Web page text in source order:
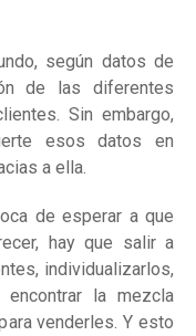
según datos de
de las diferentes
Sin embargo,
esos datos en
a ella.
de esperar a que
hay que salir a
individualizarlos,
la mezcla
venderles. Y esto